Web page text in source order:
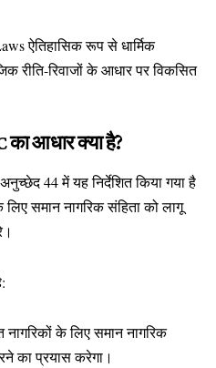
ऐतिहासिक रूप से धार्मिक
रीति-रिवाजों के आधार पर विकसित
का आधार क्या है?
44 में यह निर्देशित किया गया है
लिए समान नागरिक संहिता को लागू
के लिए समान नागरिक
का प्रयास करेगा।